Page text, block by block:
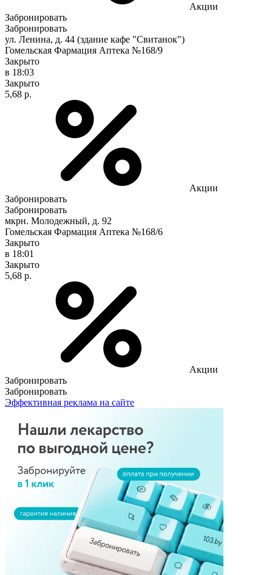
Акции
Забронировать
Забронировать
ул. Ленина, д. 44 (здание кафе "Свитанок")
Гомельская Фармация Аптека №168/9
Закрыто
в 18:03
Закрыто
5,68 р.
Акции
Забронировать
Забронировать
мкрн. Молодежный, д. 92
Гомельская Фармация Аптека №168/6
Закрыто
в 18:01
Закрыто
5,68 р.
Акции
Забронировать
Забронировать
Эффективная реклама на сайте